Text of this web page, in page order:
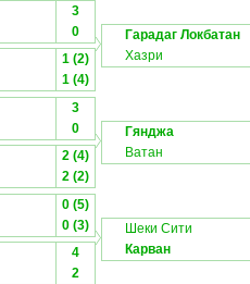
3
0
1 (2)
1 (4)
Гарадаг Локбатан
Хазри
3
0
2 (4)
2 (2)
Гянджа
Ватан
0 (5)
0 (3)
4
2
Шеки Сити
Карван